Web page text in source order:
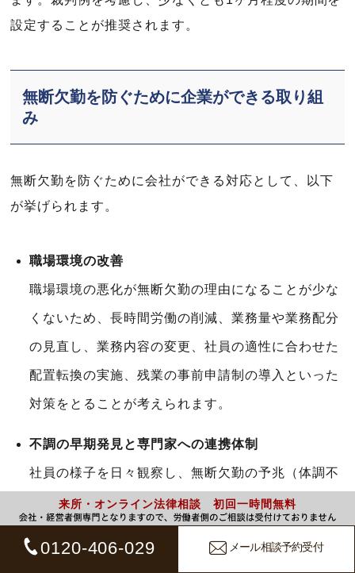
設定することが推奨されます。
無断欠勤を防ぐために企業ができる取り組
み
無断欠勤を防ぐために会社ができる対応として、以下
が挙げられます。
職場環境の改善
職場環境の悪化が無断欠勤の理由になることが少な
くないため、長時間労働の削減、業務量や業務配分
の見直し、業務内容の変更、社員の適性に合わせた
配置転換の実施、残業の事前申請制の導入といった
対策をとることが考えられます。
不調の早期発見と専門家への連携体制
社員の様子を日々観察し、無断欠勤の予兆（体調不
良が続く、業務のパフォーマンスが著しく落ちてい
るなど）が見られる場合は、まずは直属の上司が面
談を行い、業務量の調整や業務上の悩みを聞き取る
来所・オンライン法律相談 初回一時間無料
0120-406-029 メール相談予約受付